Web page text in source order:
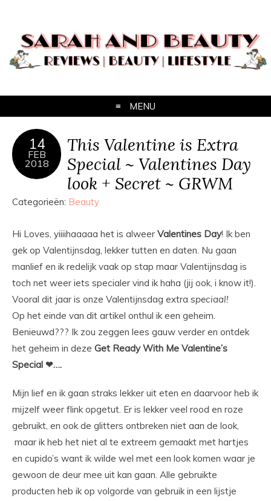
MENU
14
FEB
2018
This Valentine is Extra
Special ~ Valentines Day
look + Secret ~ GRWM
Categorieën: Beauty
Hi Loves, yiiiihaaaaa het is alweer Valentines Day! Ik ben
gek op Valentijnsdag, lekker tutten en daten. Nu gaan
manlief en ik redelijk vaak op stap maar Valentijnsdag is
toch net weer iets specialer vind ik haha (jij ook, i know it!).
Vooral dit jaar is onze Valentijnsdag extra speciaal!
Op het einde van dit artikel onthul ik een geheim.
Benieuwd??? Ik zou zeggen lees gauw verder en ontdek
het geheim in deze Get Ready With Me Valentine’s
Special ❤….
Mijn lief en ik gaan straks lekker uit eten en daarvoor heb ik
mijzelf weer flink opgetut. Er is lekker veel rood en roze
gebruikt, en ook de glitters ontbreken niet aan de look,
maar ik heb het niet al te extreem gemaakt met hartjes
en cupido’s want ik wilde wel met een look komen waar je
gewoon de deur mee uit kan gaan. Alle gebruikte
producten heb ik op volgorde van gebruik in een lijstje